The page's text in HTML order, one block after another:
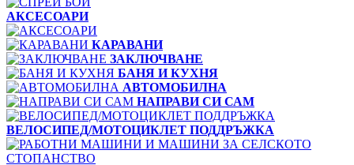
АКСЕСОАРИ
КАРАВАНИ
ЗАКЛЮЧВАНЕ
БАНЯ И КУХНЯ
АВТОМОБИЛНА
НАПРАВИ СИ САМ
ВЕЛОСИПЕД/МОТОЦИКЛЕТ ПОДДРЪЖКА